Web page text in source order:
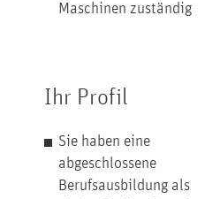
Maschinen zuständig
Ihr Profil
Sie haben eine
abgeschlossene
Berufsausbildung als